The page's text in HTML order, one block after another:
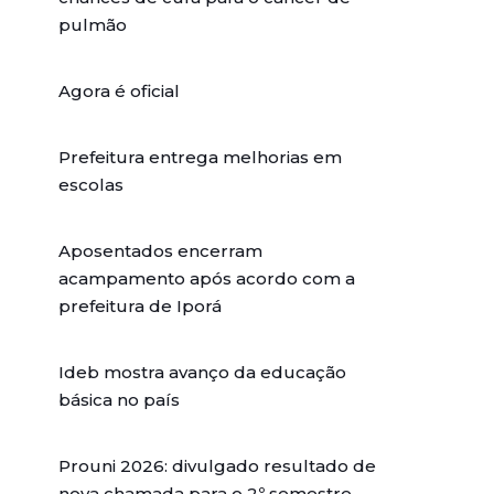
pulmão
Agora é oficial
Prefeitura entrega melhorias em
escolas
Aposentados encerram
acampamento após acordo com a
prefeitura de Iporá
Ideb mostra avanço da educação
básica no país
Prouni 2026: divulgado resultado de